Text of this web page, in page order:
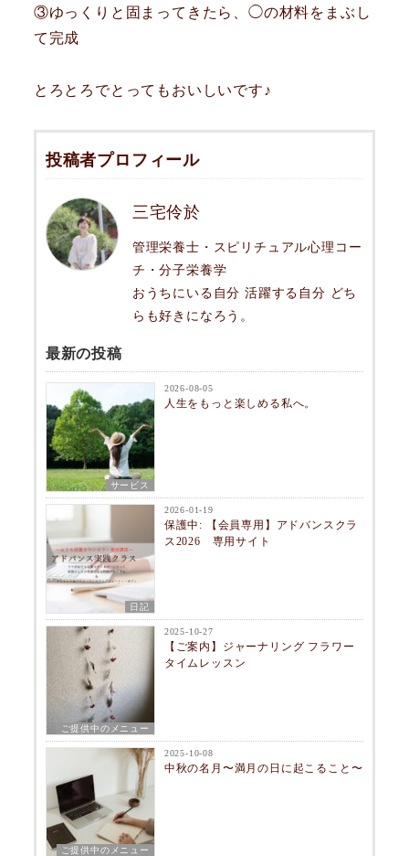
③ゆっくりと固まってきたら、◯の材料をまぶし
て完成
とろとろでとってもおいしいです♪
投稿者プロフィール
三宅伶於
管理栄養士・スピリチュアル心理コー
チ・分子栄養学
おうちにいる自分 活躍する自分 どち
らも好きになろう。
最新の投稿
サービス
2026-08-05
人生をもっと楽しめる私へ。
日記
2026-01-19
保護中: 【会員専用】アドバンスクラ
ス2026 専用サイト
ご提供中のメニュー
2025-10-27
【ご案内】ジャーナリング フラワー
タイムレッスン
ご提供中のメニュー
2025-10-08
中秋の名月〜満月の日に起こること〜